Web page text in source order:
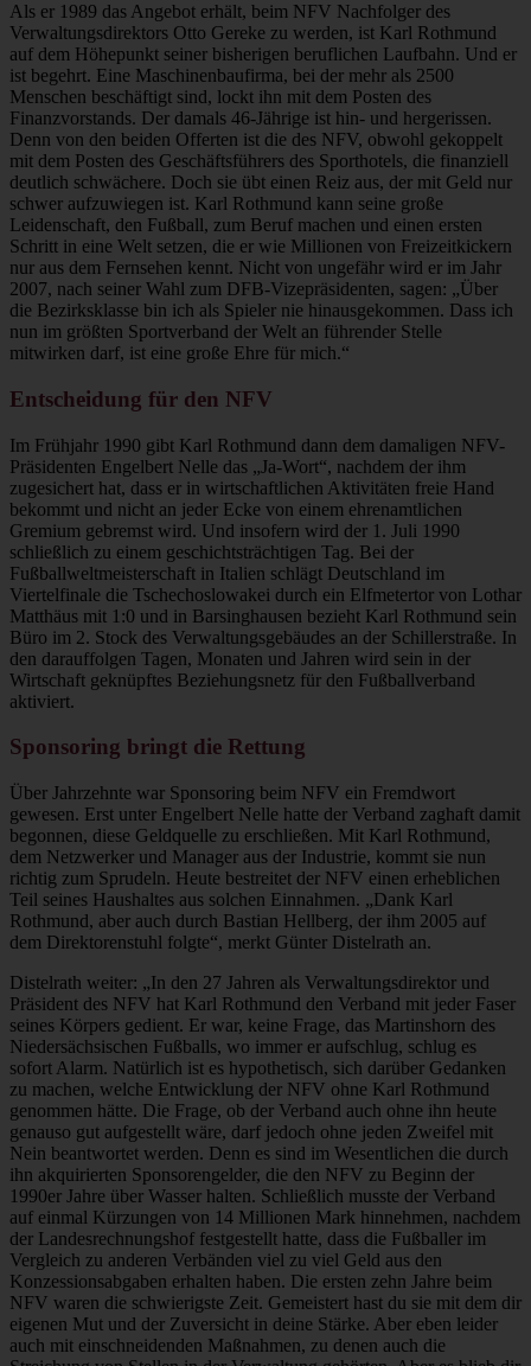
Als er 1989 das Angebot erhält, beim NFV Nachfolger des
Verwaltungsdirektors Otto Gereke zu werden, ist Karl Rothmund
auf dem Höhepunkt seiner bisherigen beruflichen Laufbahn. Und er
ist begehrt. Eine Maschinenbaufirma, bei der mehr als 2500
Menschen beschäftigt sind, lockt ihn mit dem Posten des
Finanzvorstands. Der damals 46-Jährige ist hin- und hergerissen.
Denn von den beiden Offerten ist die des NFV, obwohl gekoppelt
mit dem Posten des Geschäftsführers des Sporthotels, die finanziell
deutlich schwächere. Doch sie übt einen Reiz aus, der mit Geld nur
schwer aufzuwiegen ist. Karl Rothmund kann seine große
Leidenschaft, den Fußball, zum Beruf machen und einen ersten
Schritt in eine Welt setzen, die er wie Millionen von Freizeitkickern
nur aus dem Fernsehen kennt. Nicht von ungefähr wird er im Jahr
2007, nach seiner Wahl zum DFB-Vizepräsidenten, sagen: „Über
die Bezirksklasse bin ich als Spieler nie hinausgekommen. Dass ich
nun im größten Sportverband der Welt an führender Stelle
mitwirken darf, ist eine große Ehre für mich.“
Entscheidung für den NFV
Im Frühjahr 1990 gibt Karl Rothmund dann dem damaligen NFV-
Präsidenten Engelbert Nelle das „Ja-Wort“, nachdem der ihm
zugesichert hat, dass er in wirtschaftlichen Aktivitäten freie Hand
bekommt und nicht an jeder Ecke von einem ehrenamtlichen
Gremium gebremst wird. Und insofern wird der 1. Juli 1990
schließlich zu einem geschichtsträchtigen Tag. Bei der
Fußballweltmeisterschaft in Italien schlägt Deutschland im
Viertelfinale die Tschechoslowakei durch ein Elfmetertor von Lothar
Matthäus mit 1:0 und in Barsinghausen bezieht Karl Rothmund sein
Büro im 2. Stock des Verwaltungsgebäudes an der Schillerstraße. In
den darauffolgen Tagen, Monaten und Jahren wird sein in der
Wirtschaft geknüpftes Beziehungsnetz für den Fußballverband
aktiviert.
Sponsoring bringt die Rettung
Über Jahrzehnte war Sponsoring beim NFV ein Fremdwort
gewesen. Erst unter Engelbert Nelle hatte der Verband zaghaft damit
begonnen, diese Geldquelle zu erschließen. Mit Karl Rothmund,
dem Netzwerker und Manager aus der Industrie, kommt sie nun
richtig zum Sprudeln. Heute bestreitet der NFV einen erheblichen
Teil seines Haushaltes aus solchen Einnahmen. „Dank Karl
Rothmund, aber auch durch Bastian Hellberg, der ihm 2005 auf
dem Direktorenstuhl folgte“, merkt Günter Distelrath an.
Distelrath weiter: „In den 27 Jahren als Verwaltungsdirektor und
Präsident des NFV hat Karl Rothmund den Verband mit jeder Faser
seines Körpers gedient. Er war, keine Frage, das Martinshorn des
Niedersächsischen Fußballs, wo immer er aufschlug, schlug es
sofort Alarm. Natürlich ist es hypothetisch, sich darüber Gedanken
zu machen, welche Entwicklung der NFV ohne Karl Rothmund
genommen hätte. Die Frage, ob der Verband auch ohne ihn heute
genauso gut aufgestellt wäre, darf jedoch ohne jeden Zweifel mit
Nein beantwortet werden. Denn es sind im Wesentlichen die durch
ihn akquirierten Sponsorengelder, die den NFV zu Beginn der
1990er Jahre über Wasser halten. Schließlich musste der Verband
auf einmal Kürzungen von 14 Millionen Mark hinnehmen, nachdem
der Landesrechnungshof festgestellt hatte, dass die Fußballer im
Vergleich zu anderen Verbänden viel zu viel Geld aus den
Konzessionsabgaben erhalten haben. Die ersten zehn Jahre beim
NFV waren die schwierigste Zeit. Gemeistert hast du sie mit dem dir
eigenen Mut und der Zuversicht in deine Stärke. Aber eben leider
auch mit einschneidenden Maßnahmen, zu denen auch die